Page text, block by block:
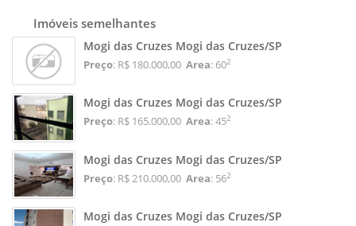
Imóveis semelhantes
Mogi das Cruzes Mogi das Cruzes/SP
Preço: R$ 180.000,00 Area: 602
Mogi das Cruzes Mogi das Cruzes/SP
Preço: R$ 165.000,00 Area: 452
Mogi das Cruzes Mogi das Cruzes/SP
Preço: R$ 210.000,00 Area: 562
Mogi das Cruzes Mogi das Cruzes/SP